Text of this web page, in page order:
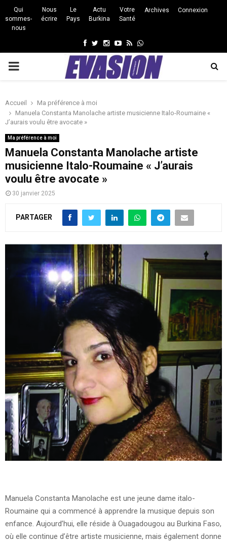
Qui
sommes-
nous
Nous
écrire
Le
Pays
Actu
Burkina
Votre
Santé
Archives Connexion
Facebook
Twitter
Instagram
Youtube
RssWhatsapp
PRIMARY
Accueil
Ma préférence à moi
Manuela Constanta Manolache artiste musicienne Italo-Roumaine «
J’aurais voulu être avocate »
Ma préférence à moi
Manuela Constanta Manolache artiste
musicienne Italo-Roumaine « J’aurais
voulu être avocate »
30 janvier 2025
PARTAGER
Manuela Constanta Manolache est une jeune dame italo-
Roumaine qui a commencé à apprendre la musique depuis son
enfance. Aujourd’hui, elle réside à Ouagadougou au Burkina Faso,
où elle continue d’être artiste musicienne, mais également donne